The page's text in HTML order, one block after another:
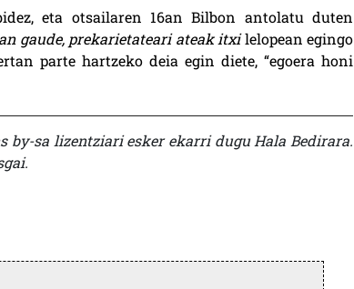
eta otsailaren 16an Bilbon antolatu duten
gaude, prekarietateari ateak itxilelopean egingo
parte hartzeko deia egin diete, “egoera honi
by-sa lizentziari esker ekarri dugu Hala Bedirara.